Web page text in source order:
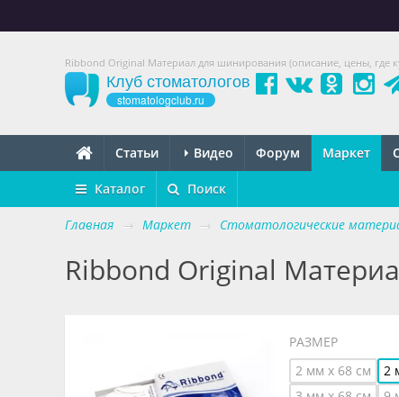
Ribbond Original Материал для шинирования (описание, цены, где
Клуб стоматологов
stomatologclub.ru
Статьи Видео Форум Маркет
Каталог Поиск
Главная → Маркет → Стоматологические
Ribbond Original
РАЗМЕР
2 мм х 68 см
2